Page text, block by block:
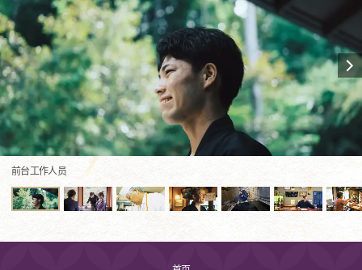
前台工作人员